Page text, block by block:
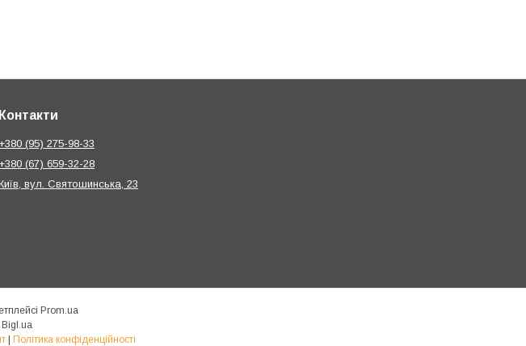
Контакти
+380 (95) 275-98-33
+380 (67) 659-32-28
вул. Святошинська, 23
Prom.ua
| Політика конфіденційності